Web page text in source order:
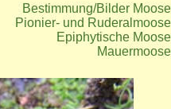
Bestimmung/Bilder Moose
Pionier- und Ruderalmoose
Epiphytische Moose
Mauermoose